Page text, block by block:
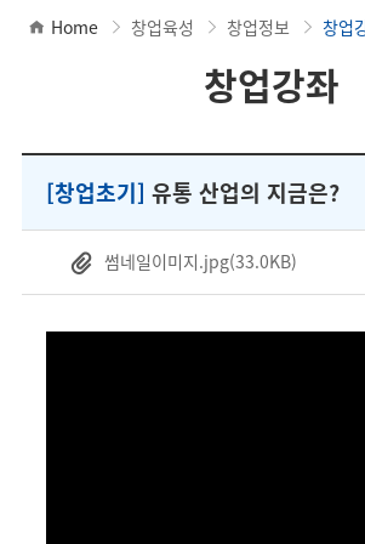
Home 창업육성 창업정보 창업
창업강좌
[창업초기] 유통 산업의 지금은?
썸네일이미지.jpg(33.0KB)